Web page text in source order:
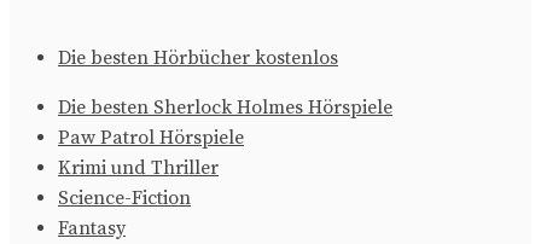
Die besten Hörbücher kostenlos
Die besten Sherlock Holmes Hörspiele
Paw Patrol Hörspiele
Krimi und Thriller
Science-Fiction
Fantasy